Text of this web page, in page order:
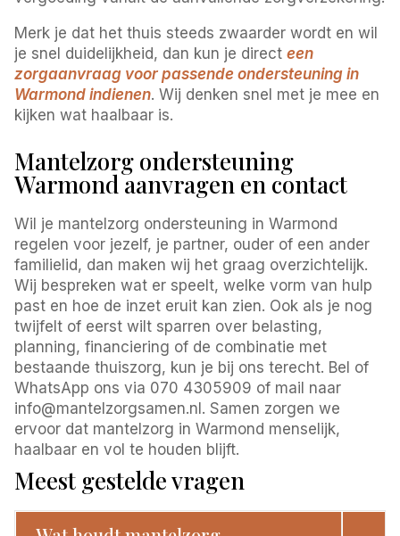
Merk je dat het thuis steeds zwaarder wordt en wil
je snel duidelijkheid, dan kun je directeen
zorgaanvraag voor passende ondersteuning in
Warmond indienen. Wij denken snel met je mee en
kijken wat haalbaar is.
Mantelzorg ondersteuning
Warmond aanvragen en contact
Wil je mantelzorg ondersteuning in Warmond
regelen voor jezelf, je partner, ouder of een ander
familielid, dan maken wij het graag overzichtelijk.
Wij bespreken wat er speelt, welke vorm van hulp
past en hoe de inzet eruit kan zien. Ook als je nog
twijfelt of eerst wilt sparren over belasting,
planning, financiering of de combinatie met
bestaande thuiszorg, kun je bij ons terecht. Bel of
WhatsApp ons via 070 4305909 of mail naar
info@mantelzorgsamen.nl. Samen zorgen we
ervoor dat mantelzorg in Warmond menselijk,
haalbaar en vol te houden blijft.
Meest gestelde vragen